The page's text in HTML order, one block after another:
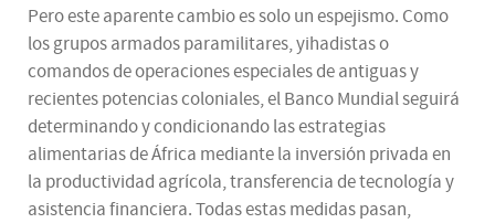
Pero este aparente cambio es solo un espejismo. Como
los grupos armados paramilitares, yihadistas o
comandos de operaciones especiales de antiguas y
recientes potencias coloniales, el Banco Mundial seguirá
determinando y condicionando las estrategias
alimentarias de África mediante la inversión privada en
la productividad agrícola, transferencia de tecnología y
asistencia financiera. Todas estas medidas pasan,